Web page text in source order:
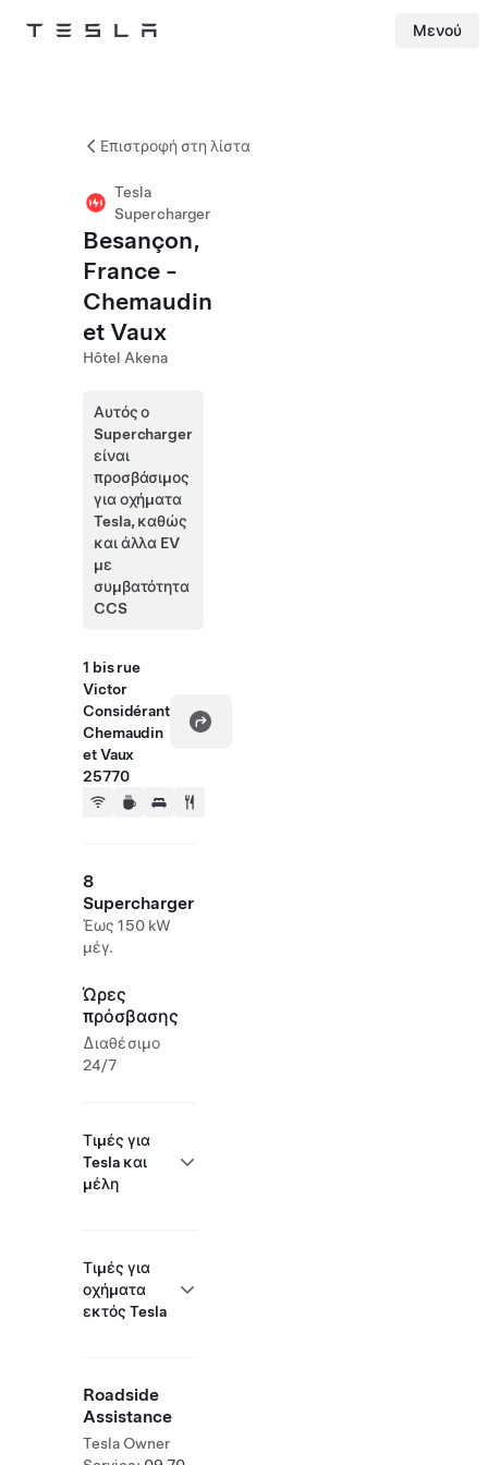
Tesla Μενού
Επιστροφή στη λίστα
Tesla
Supercharger
Besançon,
France -
Chemaudin
et Vaux
Hôtel Akena
Αυτός ο
Supercharger
είναι
προσβάσιμος
για οχήματα
Tesla, καθώς
και άλλα EV
με
συμβατότητα
CCS
1 bis rue
Victor
Considérant
Chemaudin
et Vaux
25770
8
Supercharger
Έως 150 kW
μέγ.
Ώρες
πρόσβασης
Διαθέσιμο
24/7
Τιμές για
Tesla και
μέλη
Τιμές για
οχήματα
εκτός Tesla
Roadside
Assistance
Tesla Owner